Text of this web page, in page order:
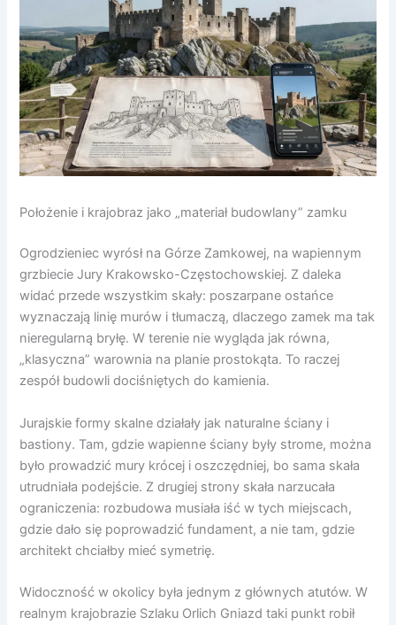
Położenie i krajobraz jako „materiał budowlany” zamku
Ogrodzieniec wyrósł na Górze Zamkowej, na wapiennym
grzbiecie Jury Krakowsko-Częstochowskiej. Z daleka
widać przede wszystkim skały: poszarpane ostańce
wyznaczają linię murów i tłumaczą, dlaczego zamek ma tak
nieregularną bryłę. W terenie nie wygląda jak równa,
„klasyczna” warownia na planie prostokąta. To raczej
zespół budowli dociśniętych do kamienia.
Jurajskie formy skalne działały jak naturalne ściany i
bastiony. Tam, gdzie wapienne ściany były strome, można
było prowadzić mury krócej i oszczędniej, bo sama skała
utrudniała podejście. Z drugiej strony skała narzucała
ograniczenia: rozbudowa musiała iść w tych miejscach,
gdzie dało się poprowadzić fundament, a nie tam, gdzie
architekt chciałby mieć symetrię.
Widoczność w okolicy była jednym z głównych atutów. W
realnym krajobrazie Szlaku Orlich Gniazd taki punkt robił